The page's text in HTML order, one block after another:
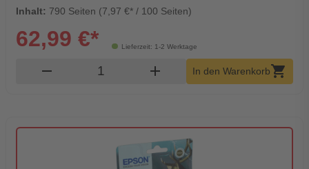
Inhalt: 790 Seiten (7,97 €* / 100 Seiten)
Lieferzeit: 1-2 Werktage
62,99 €*
remove Produkt Warenkorb Menge
add In den Warenkorb shopping_cart